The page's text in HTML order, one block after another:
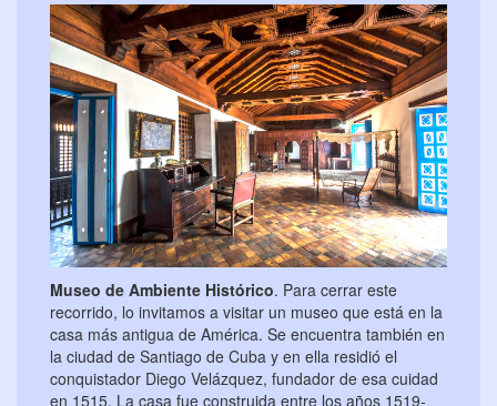
Museo de Ambiente Histórico. Para cerrar este
recorrido, lo invitamos a visitar un museo que está en la
casa más antigua de América. Se encuentra también en
la ciudad de Santiago de Cuba y en ella residió el
conquistador Diego Velázquez, fundador de esa cuidad
en 1515. La casa fue construida entre los años 1519-